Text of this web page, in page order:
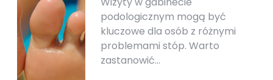
podologicznym mogą być
kluczowe dla osób z różnymi
problemami stóp. Warto
zastanowić…